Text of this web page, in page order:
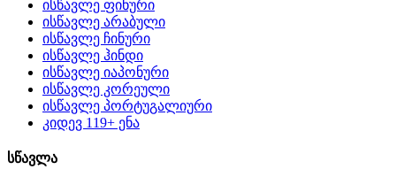
ისწავლე ფინური
ისწავლე არაბული
ისწავლე ჩინური
ისწავლე ჰინდი
ისწავლე იაპონური
ისწავლე კორეული
ისწავლე პორტუგალიური
კიდევ 119+ ენა
სწავლა